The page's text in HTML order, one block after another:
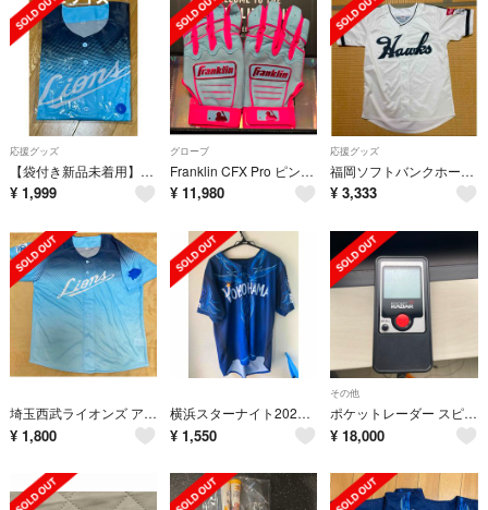
応援グッズ
【袋付き新品未着用】埼玉西武ライオンズ アオフェス ユニフォーム2026
¥ 1,999
グローブ
Franklin CFX Pro ピンク ライトブルー YLサイズ バッテ
¥ 11,980
応援グッズ
福岡ソフトバンクホークス 南海ホークス復刻版ユニフォーム
¥ 3,333
埼玉西武ライオンズ アオフェスユニフォーム2026
¥ 1,800
横浜スターナイト2026ユニフォーム
¥ 1,550
その他
ポケットレーダー スピードガン サイズ：測定可能速度：11～600km/h #PR1000
¥ 18,000